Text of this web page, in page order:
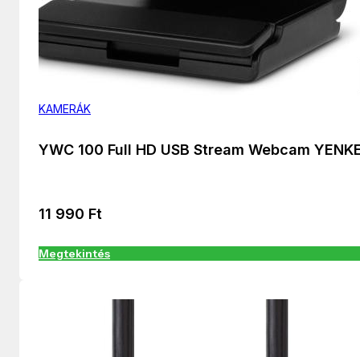
KAMERÁK
YWC 100 Full HD USB Stream Webcam
11 990 Ft
Megtekintés